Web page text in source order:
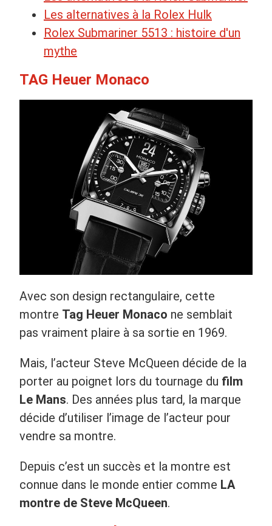
Les alternatives à la Rolex Hulk
Rolex Submariner 5513 : histoire d'un
mythe
TAG Heuer Monaco
Avec son design rectangulaire, cette
montre Tag Heuer Monaco ne semblait
pas vraiment plaire à sa sortie en 1969.
Mais, l’acteur Steve McQueen décide de la
porter au poignet lors du tournage du film
Le Mans. Des années plus tard, la marque
décide d’utiliser l’image de l’acteur pour
vendre sa montre.
Depuis c’est un succès et la montre est
connue dans le monde entier comme LA
montre de Steve McQueen.